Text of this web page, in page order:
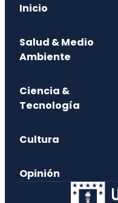
Inicio
Salud & Medio
Ambiente
Ciencia &
Tecnología
Cultura
Opinión